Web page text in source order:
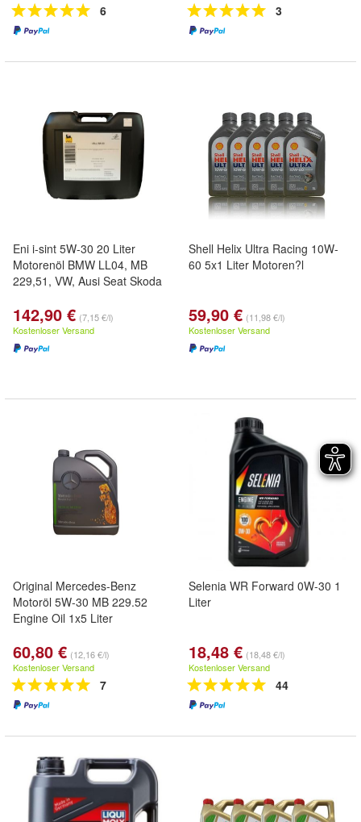
6 3
Eni i-sint 5W-30 20 Liter
Motorenöl BMW LL04, MB
229,51, VW, Ausi Seat Skoda
142,90 € (7,15 €/l)
Kostenloser Versand
Shell Helix Ultra Racing 10W-
60 5x1 Liter Motoren?l
59,90 € (11,98 €/l)
Kostenloser Versand
Original Mercedes-Benz
Motoröl 5W-30 MB 229.52
Engine Oil 1x5 Liter
60,80 € (12,16 €/l)
Kostenloser Versand
7
Selenia WR Forward 0W-30 1
Liter
18,48 € (18,48 €/l)
Kostenloser Versand
44